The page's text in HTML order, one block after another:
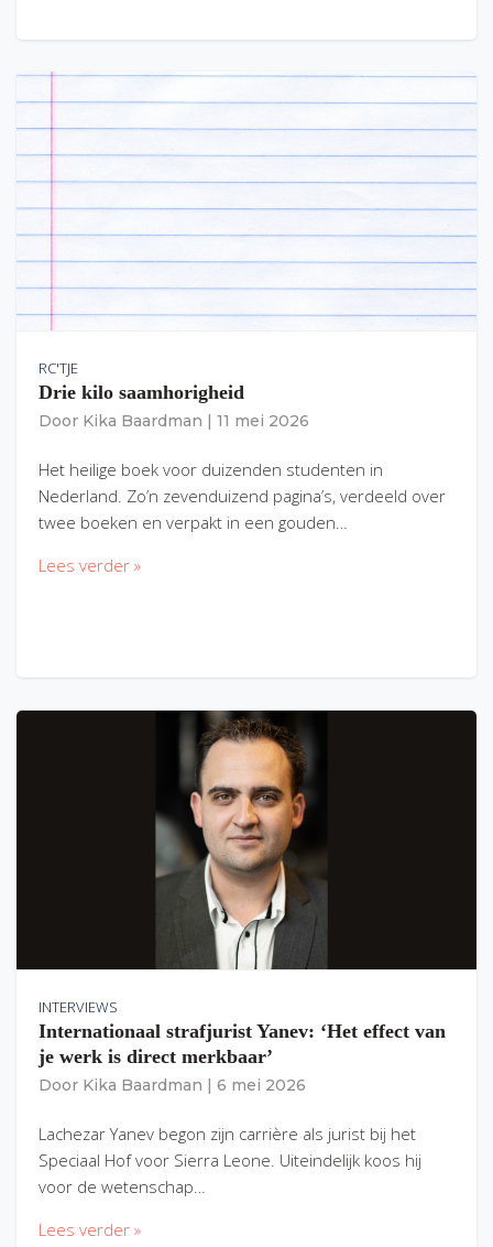
RC'TJE
Drie kilo saamhorigheid
Door Kika Baardman 11 mei 2026
Het heilige boek voor duizenden studenten in
Nederland. Zo’n zevenduizend pagina’s, verdeeld over
twee boeken en verpakt in een gouden…
Lees verder »
INTERVIEWS
Internationaal strafjurist Yanev: ‘Het effect van
je werk is direct merkbaar’
Door Kika Baardman 6 mei 2026
Lachezar Yanev begon zijn carrière als jurist bij het
Speciaal Hof voor Sierra Leone. Uiteindelijk koos hij
voor de wetenschap…
Lees verder »